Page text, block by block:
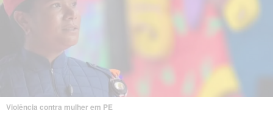
Violência contra mulher em PE